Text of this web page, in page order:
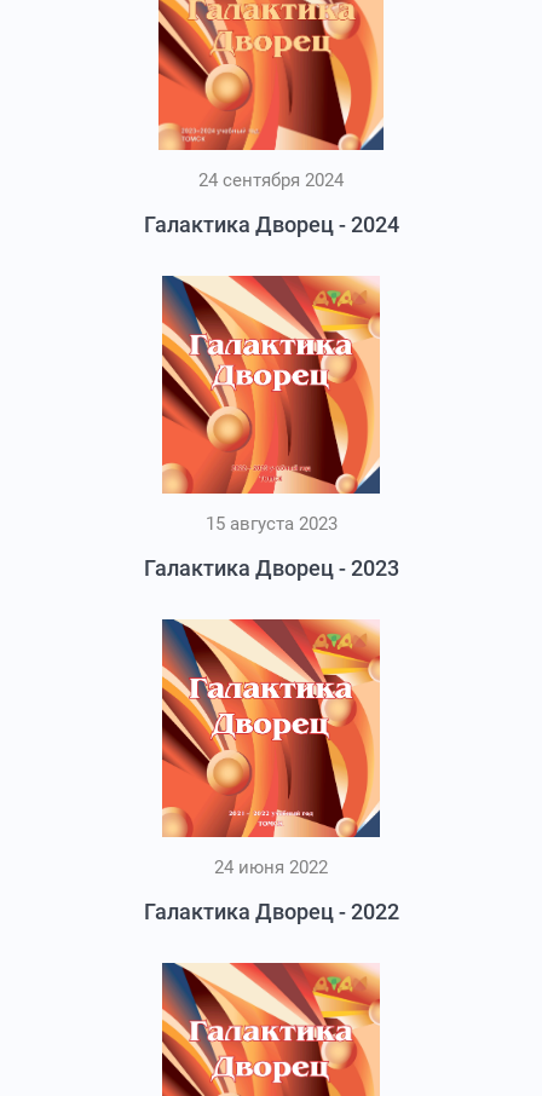
24 сентября 2024
Галактика Дворец - 2024
15 августа 2023
Галактика Дворец - 2023
24 июня 2022
Галактика Дворец - 2022